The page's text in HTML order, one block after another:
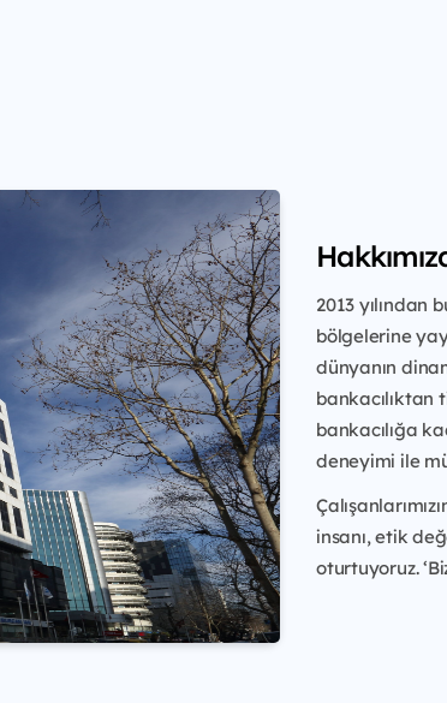
2013 yılından
bölgelerine
dünyanın
bankacılıktan
bankacılığa
deneyimi ile
insanı, etik
oturtuyoruz.